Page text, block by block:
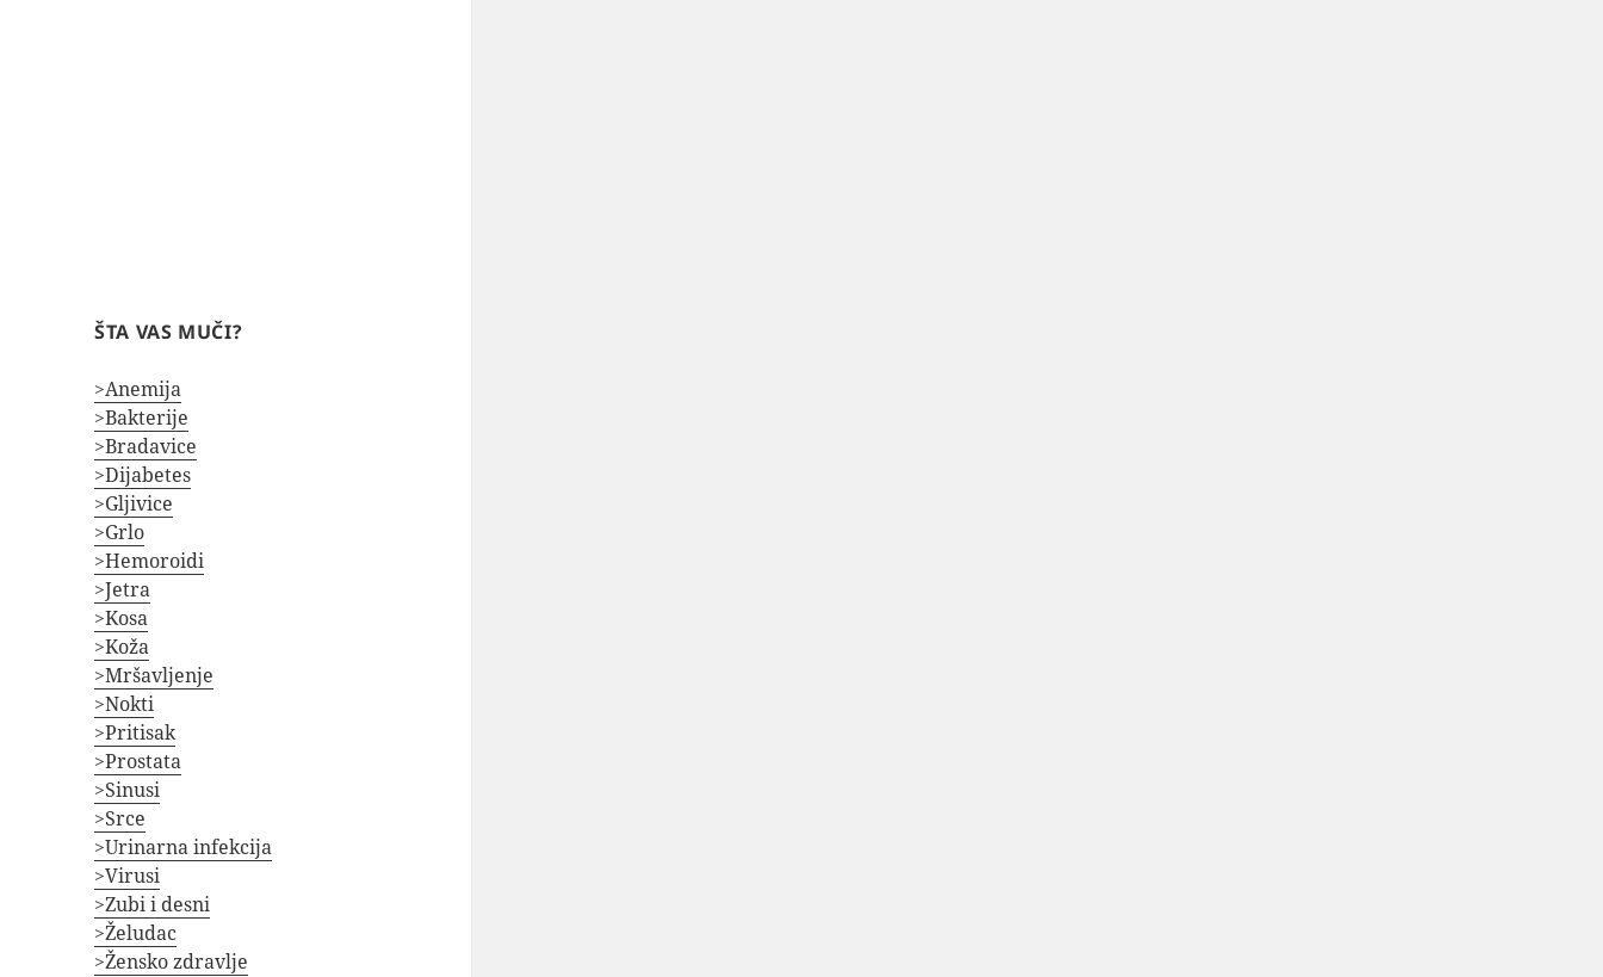
ŠTA VAS MUČI?
>Anemija
>Bakterije
>Bradavice
>Dijabetes
>Gljivice
>Grlo
>Hemoroidi
>Jetra
>Kosa
>Koža
>Mršavljenje
>Nokti
>Pritisak
>Prostata
>Sinusi
>Srce
>Urinarna infekcija
>Virusi
>Zubi i desni
>Želudac
>Žensko zdravlje